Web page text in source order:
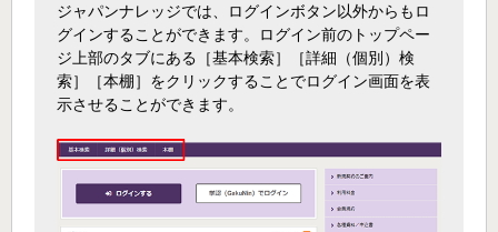
ジャパンナレッジでは、ログインボタン以外からもロ
グインすることができます。ログイン前のトップペー
ジ上部のタブにある［基本検索］［詳細（個別）検
索］［本棚］をクリックすることでログイン画面を表
示させることができます。